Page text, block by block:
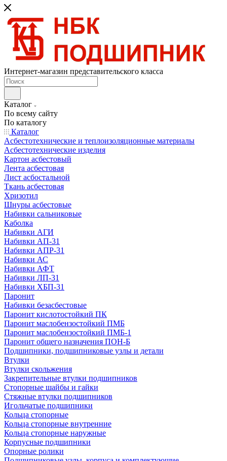
Интернет-магазин представительского класса
Каталог
По всему сайту
По каталогу
Каталог
Асбестотехнические и теплоизоляционные материалы
Асбестотехнические изделия
Картон асбестовый
Лента асбестовая
Лист асбостальной
Ткань асбестовая
Хризотил
Шнуры асбестовые
Набивки сальниковые
Каболка
Набивки АГИ
Набивки АП-31
Набивки АПР-31
Набивки АС
Набивки АФТ
Набивки ЛП-31
Набивки ХБП-31
Паронит
Набивки безасбестовые
Паронит кислотостойкий ПК
Паронит маслобензостойкий ПМБ
Паронит маслобензостойкий ПМБ-1
Паронит общего назначения ПОН-Б
Подшипники, подшипниковые узлы и детали
Втулки
Втулки скольжения
Закрепительные втулки подшипников
Стопорные шайбы и гайки
Стяжные втулки подшипников
Игольчатые подшипники
Кольца стопорные
Кольца стопорные внутренние
Кольца стопорные наружные
Корпусные подшипники
Опорные ролики